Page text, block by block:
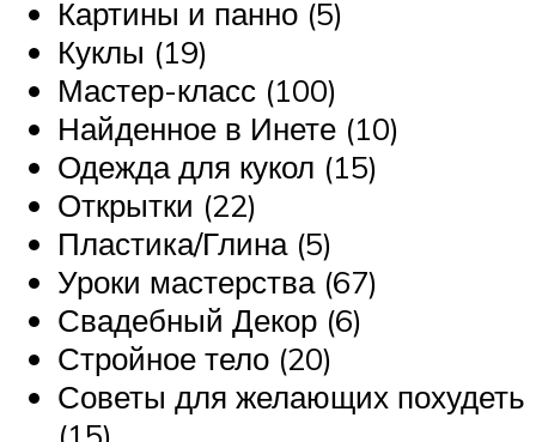
Картины и панно (5)
Куклы (19)
Мастер-класс (100)
Найденное в Инете (10)
Одежда для кукол (15)
Открытки (22)
Пластика/Глина (5)
Уроки мастерства (67)
Свадебный Декор (6)
Стройное тело (20)
Советы для желающих похудеть